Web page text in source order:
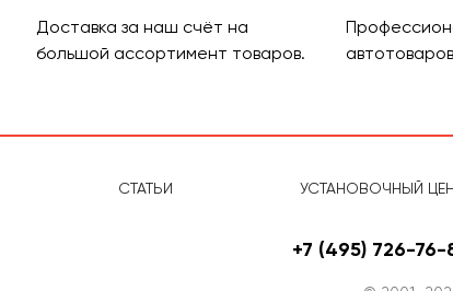
Доставка за наш счёт на
большой ассортимент товаров.
СТАТЬИ УСТАНОВОЧНЫЙ
+7 (495) 726-76-